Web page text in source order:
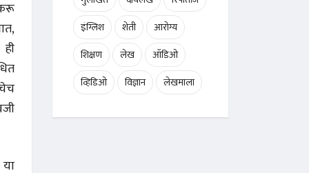
इंग्लिश
शेती
आरोग्य
शिक्षण
लेख
ऑडिओ
व्हिडिओ
विज्ञान लेखमाला